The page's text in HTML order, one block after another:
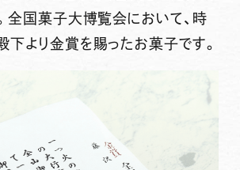
全国菓子大博覧会において、時
より金賞を賜ったお菓子です。